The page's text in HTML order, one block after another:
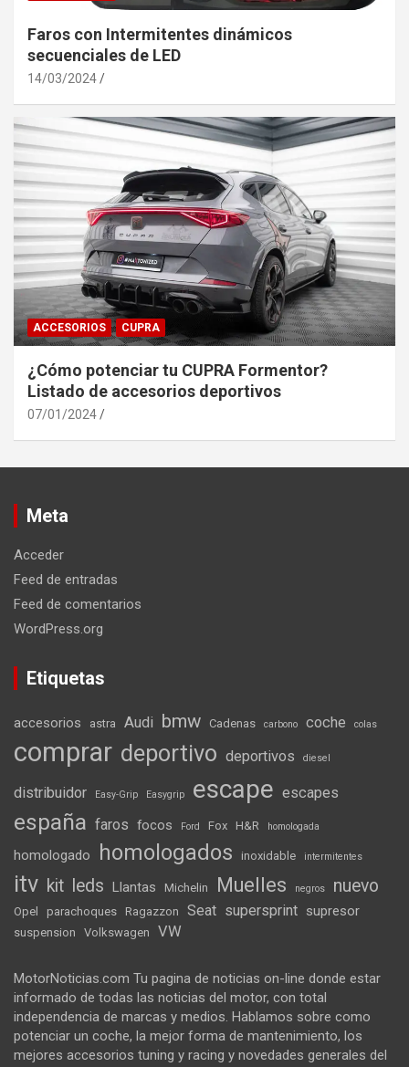
Faros con Intermitentes dinámicos
secuenciales de LED
14/03/2024
ACCESORIOS CUPRA
¿Cómo potenciar tu CUPRA Formentor?
Listado de accesorios deportivos
07/01/2024
Meta
Acceder
Feed de entradas
Feed de comentarios
WordPress.org
Etiquetas
accesorios astra Audi bmw Cadenas carbono coche colas
comprar deportivo deportivos diesel
distribuidor Easy-Grip Easygrip escape escapes
españa faros focos Ford Fox H&R homologada
homologado homologados inoxidable intermitentes
itv kit leds Llantas Michelin Muelles negros nuevo
Opel parachoques Ragazzon Seat supersprint supresor
suspension Volkswagen VW
MotorNoticias.com Tu pagina de noticias on-line donde estar
informado de todas las noticias del motor, con total
independencia de marcas y medios. Hablamos sobre como
potenciar un coche, la mejor forma de mantenimiento, los
mejores accesorios tuning y racing y novedades generales del